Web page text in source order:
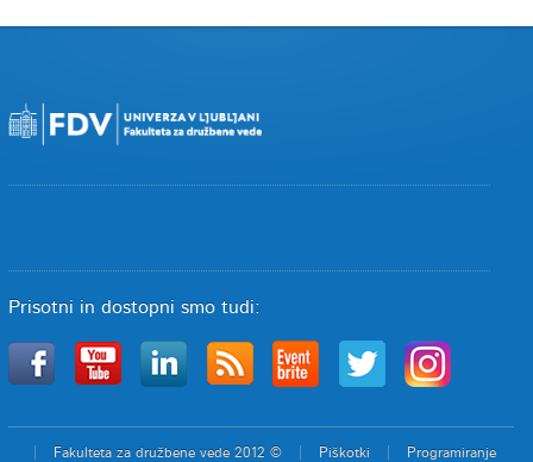
Prisotni in dostopni smo tudi:
Fakulteta za družbene vede 2012 © Piškotki Programiranje